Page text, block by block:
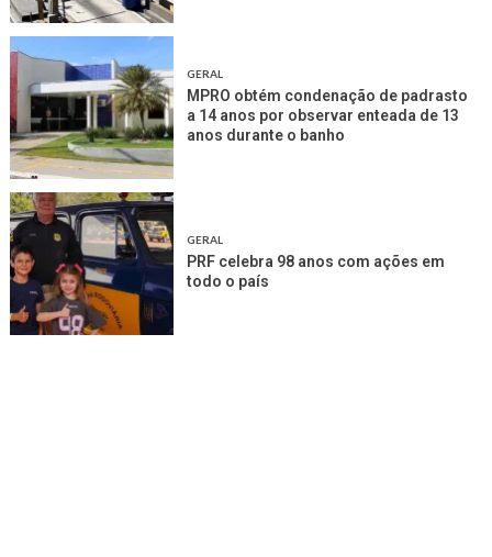
GERAL
MPRO obtém condenação de padrasto
a 14 anos por observar enteada de 13
anos durante o banho
GERAL
PRF celebra 98 anos com ações em
todo o país